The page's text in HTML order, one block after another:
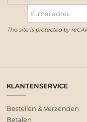
This site is protected by
KLANTENSERVICE
Bestellen & Verzenden
Betalen